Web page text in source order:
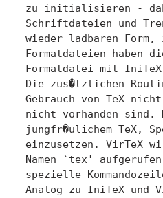
zu initialisieren -
Schriftdateien und
wieder ladbaren Form,
Formatdateien haben
Formatdatei mit
Die zus�tzlichen
Gebrauch von TeX
nicht vorhanden sind.
jungfr�ulichem TeX,
einzusetzen. VirTeX
Namen `tex'
spezielle
Analog zu IniTeX und